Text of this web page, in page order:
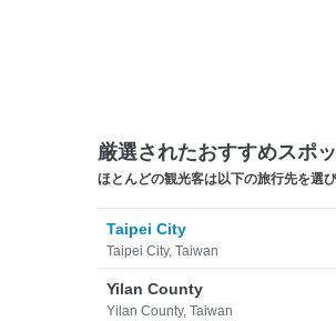
厳選されたおすすめスポ
ほとんどの観光客は以下の旅行先を選
Taipei City
Taipei City, Taiwan
Yilan County
Yilan County, Taiwan